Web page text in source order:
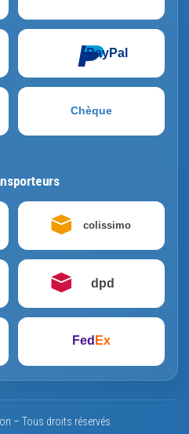
PayPal
Chèque
colissimo
dpd
Fed Ex
– Tous droits réservés